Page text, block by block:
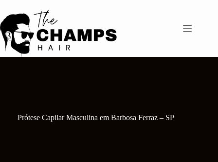
para
o
conteúdo
Prótese Capilar Masculina em Barbosa Ferraz – SP